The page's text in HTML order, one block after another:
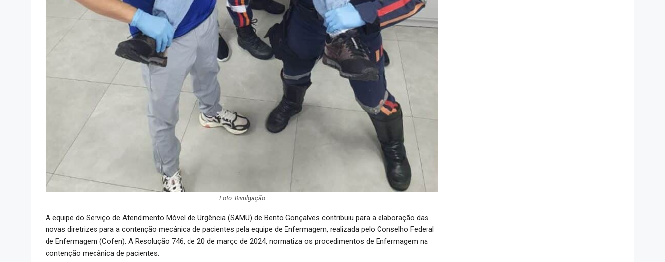
Foto: Divulgação
A equipe do Serviço de Atendimento Móvel de Urgência (SAMU) de Bento Gonçalves contribuiu para a elaboração das
novas diretrizes para a contenção mecânica de pacientes pela equipe de Enfermagem, realizada pelo Conselho Federal
de Enfermagem (Cofen). A Resolução 746, de 20 de março de 2024, normatiza os procedimentos de Enfermagem na
contenção mecânica de pacientes.